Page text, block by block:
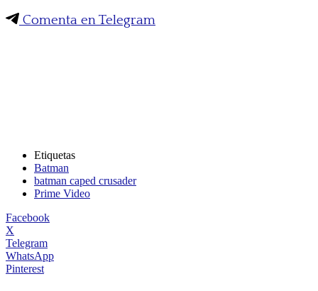
Comenta en Telegram
Etiquetas
Batman
batman caped crusader
Prime Video
Facebook
X
Telegram
WhatsApp
Pinterest